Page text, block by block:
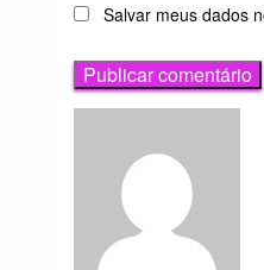
Salvar meus dados